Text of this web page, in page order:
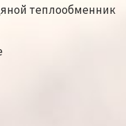
теплообменник